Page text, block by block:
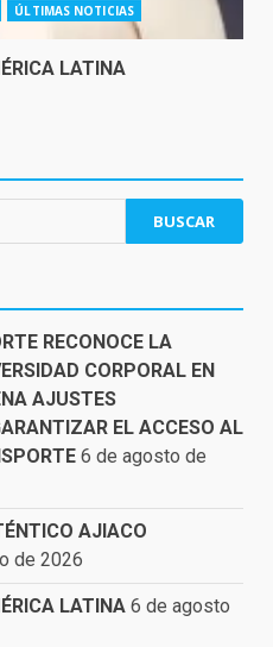
ÚLTIMAS NOTICIAS
LATINA
RECONOCE LA
CORPORAL EN
AJUSTES
EL ACCESO AL
6 de agosto de
AJIACO
de 2026
LATINA 6 de agosto